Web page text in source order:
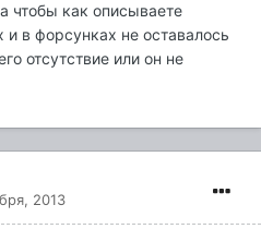
чтобы как описываете
в форсунках не оставалось
отсутствие или он не
2013